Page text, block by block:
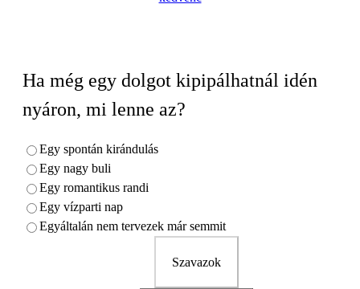
Ha még egy dolgot kipipálhatnál idén
nyáron, mi lenne az?
Egy spontán kirándulás
Egy nagy buli
Egy romantikus randi
Egy vízparti nap
Egyáltalán nem tervezek már semmit
Szavazok